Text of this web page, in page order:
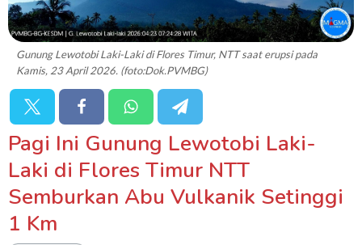
Gunung Lewotobi Laki-Laki di Flores Timur, NTT saat erupsi pada
Kamis, 23 April 2026. (foto:Dok.PVMBG)
Pagi Ini Gunung Lewotobi Laki-
Laki di Flores Timur NTT
Semburkan Abu Vulkanik Setinggi
1 Km